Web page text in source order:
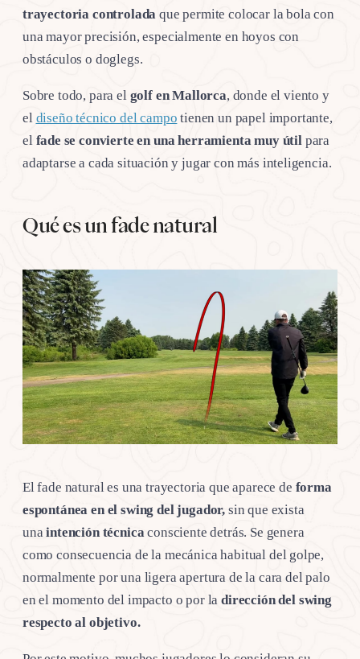
trayectoria controlada que permite colocar la bola con
una mayor precisión, especialmente en hoyos con
obstáculos o doglegs.
Sobre todo, para el golf en Mallorca, donde el viento y
el diseño técnico del campo tienen un papel importante,
el fade se convierte en una herramienta muy útil para
adaptarse a cada situación y jugar con más inteligencia.
Qué es un fade natural
El fade natural es una trayectoria que aparece de forma
espontánea en el swing del jugador, sin que exista
unaintención técnicaconsciente detrás. Se genera
como consecuencia de la mecánica habitual del golpe,
normalmente por una ligera apertura de la cara del palo
en el momento del impacto o por ladirección del swing
respecto al objetivo.